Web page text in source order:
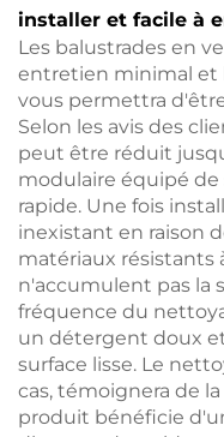
installer et facile à
Les balustrades en
entretien minimal et
vous permettra
Selon les avis des
peut être réduit
modulaire équipé
rapide. Une fois
inexistant en raison
matériaux résistants
n'accumulent pas la
fréquence du
un détergent doux
surface lisse. Le
cas, témoignera de
produit bénéficie